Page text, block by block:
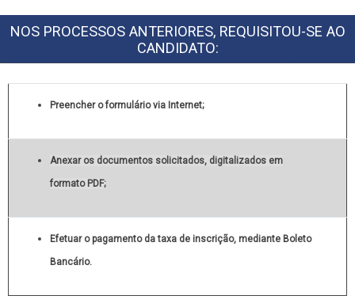
NOS PROCESSOS ANTERIORES, REQUISITOU-SE AO
CANDIDATO:
Preencher o formulário via Internet;
Anexar os documentos solicitados, digitalizados em
formato PDF;
Efetuar o pagamento da taxa de inscrição, mediante Boleto
Bancário.